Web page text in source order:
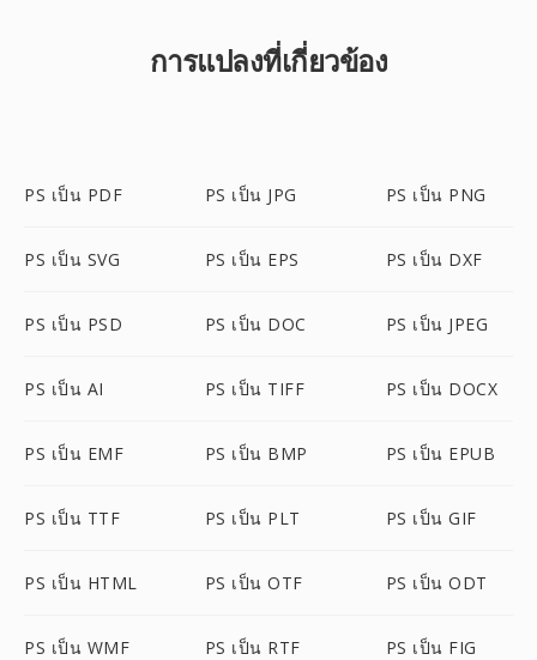
การแปลงที่เกี่ยวข้อง
PS เป็น PDF PS เป็น JPG PS เป็น PNG
PS เป็น SVG PS เป็น EPS PS เป็น DXF
PS เป็น PSD PS เป็น DOC PS เป็น JPEG
PS เป็น AI PS เป็น TIFF PS เป็น DOCX
PS เป็น EMF PS เป็น BMP PS เป็น EPUB
PS เป็น TTF PS เป็น PLT PS เป็น GIF
PS เป็น HTML PS เป็น OTF PS เป็น ODT
PS เป็น WMF PS เป็น RTF PS เป็น FIG